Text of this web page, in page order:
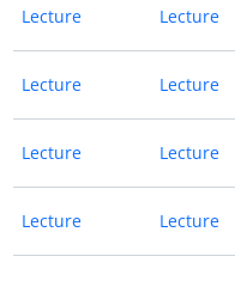
Lecture Lecture
Lecture Lecture
Lecture Lecture
Lecture Lecture